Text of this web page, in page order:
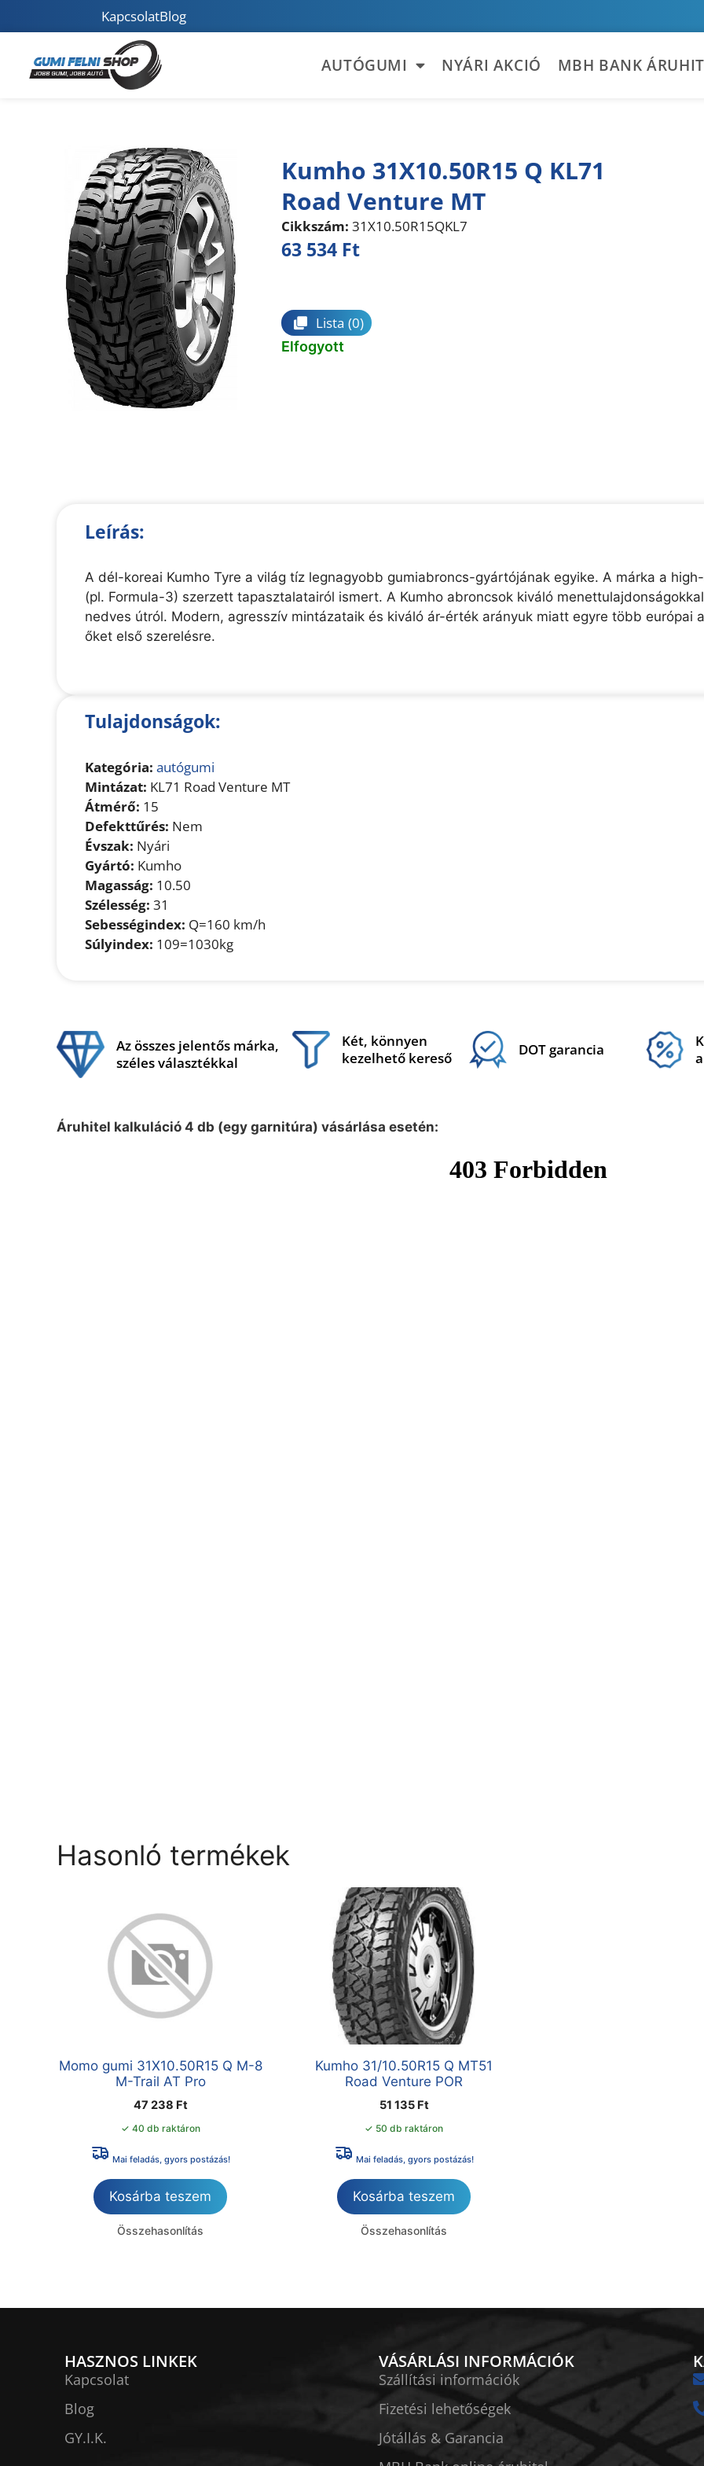
KapcsolatBlog
AUTÓGUMI NYÁRI AKCIÓ MBH BANK
Kumho 31X10.50R15 Q KL71
Road Venture MT
Cikkszám: 31X10.50R15QKL7
63 534 Ft
Lista (0)
Elfogyott
Leírás:
A dél-koreai Kumho Tyre a világ tíz legnagyobb gumiabroncs-gyártójának egyike. A márka a
(pl. Formula-3) szerzett tapasztalatairól ismert. A Kumho abroncsok kiváló
nedves útról. Modern, agresszív mintázataik és kiváló ár-érték arányuk miatt egyre több európai
őket első szerelésre.
Tulajdonságok:
Kategória: autógumi
Mintázat: KL71 Road Venture MT
Átmérő: 15
Defekttűrés: Nem
Évszak: Nyári
Gyártó: Kumho
Magasság: 10.50
Szélesség: 31
Sebességindex: Q=160 km/h
Súlyindex: 109=1030kg
Az összes jelentős márka,
széles választékkal
Két, könnyen
kezelhető kereső
DOT garancia
Áruhitel kalkuláció 4 db (egy garnitúra) vásárlása esetén:
Hasonló termékek
Momo gumi 31X10.50R15 Q M-8
M-Trail AT Pro
47 238 Ft
✓ 40 db raktáron
Mai feladás, gyors postázás!
Kosárba teszem
Összehasonlítás
Kumho 31/10.50R15 Q MT51
Road Venture POR
51 135 Ft
✓ 50 db raktáron
Mai feladás, gyors postázás!
Kosárba teszem
Összehasonlítás
HASZNOS LINKEK
Kapcsolat
Blog
GY.I.K.
VÁSÁRLÁSI INFORMÁCIÓK
Szállítási információk
Fizetési lehetőségek
Jótállás & Garancia